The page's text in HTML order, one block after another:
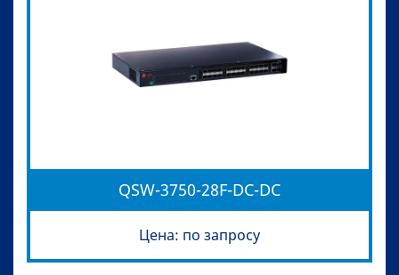
QSW-3750-28F-DC-DC
Цена: по запросу